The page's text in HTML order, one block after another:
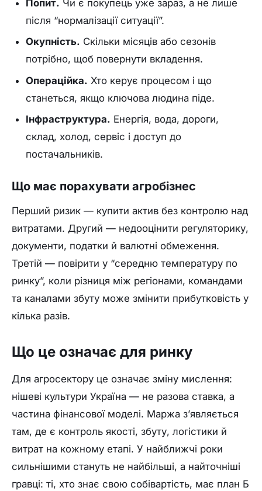
Попит. Чи є покупець уже зараз, а не лише
після “нормалізації ситуації”.
Окупність. Скільки місяців або сезонів
потрібно, щоб повернути вкладення.
Операційка. Хто керує процесом і що
станеться, якщо ключова людина піде.
Інфраструктура. Енергія, вода, дороги,
склад, холод, сервіс і доступ до
постачальників.
Що має порахувати агробізнес
Перший ризик — купити актив без контролю над
витратами. Другий — недооцінити регуляторику,
документи, податки й валютні обмеження.
Третій — повірити у “середню температуру по
ринку”, коли різниця між регіонами, командами
та каналами збуту може змінити прибутковість у
кілька разів.
Що це означає для ринку
Для агросектору це означає зміну мислення:
нішеві культури Україна — не разова ставка, а
частина фінансової моделі. Маржа з’являється
там, де є контроль якості, збуту, логістики й
витрат на кожному етапі. У найближчі роки
сильнішими стануть не найбільші, а найточніші
гравці: ті, хто знає свою собівартість, має план Б